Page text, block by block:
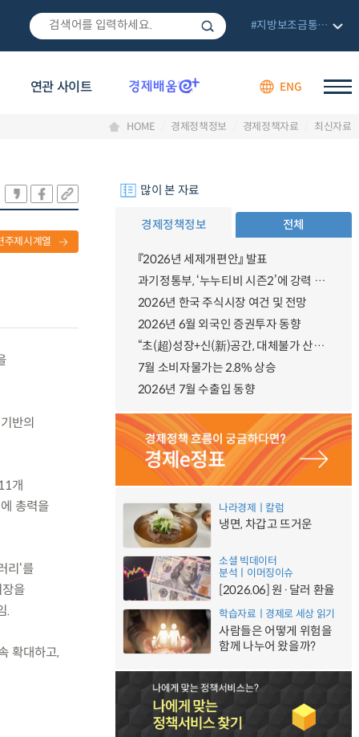
연관 사이트 ENG
#지방보조금통합관리망
HOME 경제정책정보 경제정책자료 최신자료
주제시계열
반의
개
총력을
리‘를
을
.
확대하고,
많이 본 자료
경제정책정보 전체
『2026년 세제개편안』 발표
과기정통부, ‘누누티비 시즌2’에 강력 대응 의지 밝혀
2026년 한국 주식시장 여건 및 전망
2026년 6월 외국인 증권투자 동향
“초(超)성장+신(新)공간, 대체불가 산업강국”
7월 소비자물가는 2.8% 상승
2026년 7월 수출입 동향
나라경제ㅣ칼럼
냉면, 차갑고 뜨거운
소셜 빅데이터
분석ㅣ이머징이슈
[2026.06] 원·달러 환율
학습자료ㅣ경제로 세상 읽기
사람들은 어떻게 위험을
함께 나누어 왔을까?